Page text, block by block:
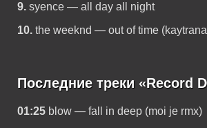
9. syence — all day all night
10. the weeknd — out of time
Последние треки «Record
01:25 blow — fall in deep (moi je rmx)